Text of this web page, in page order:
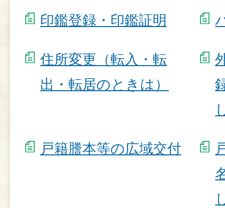
印鑑登録・印鑑証明
住所変更（転入・転
出・転居のときは）
戸籍謄本等の広域交付